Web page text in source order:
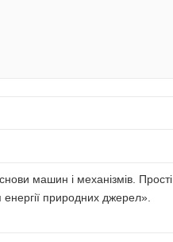
машин і механізмів. Прості
природних джерел».